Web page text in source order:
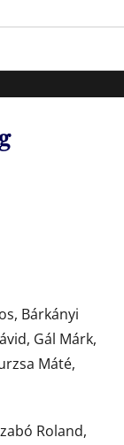
Bárkányi
Gál Márk,
Máté,
Roland,